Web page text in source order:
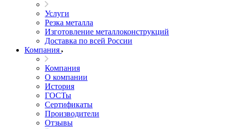
Услуги
Резка металла
Изготовление металлоконструкций
Доставка по всей России
Компания
Компания
О компании
История
ГОСТы
Сертификаты
Производители
Отзывы